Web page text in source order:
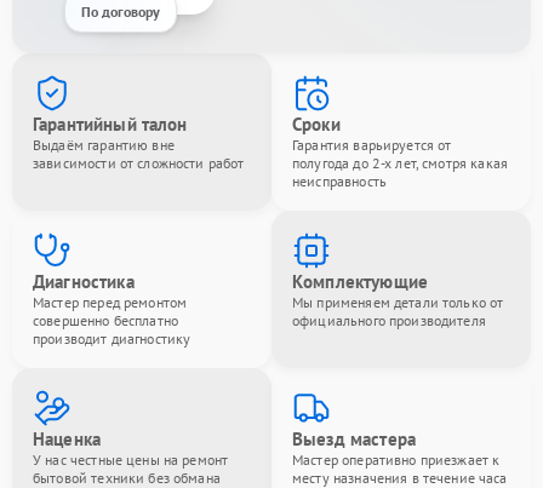
По договору
Гарантийный талон
Выдаём гарантию вне
зависимости от сложности работ
Сроки
Гарантия варьируется от
полугода до 2-х лет, смотря какая
неисправность
Диагностика
Мастер перед ремонтом
совершенно бесплатно
производит диагностику
Комплектующие
Мы применяем детали только от
официального производителя
Наценка
У нас честные цены на ремонт
бытовой техники без обмана
Выезд мастера
Мастер оперативно приезжает к
месту назначения в течение часа